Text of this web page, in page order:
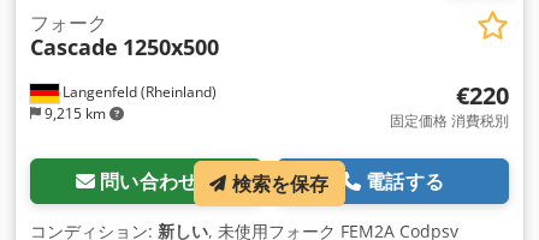
Langenfeld (Rheinland)
9,215 km
フォーク
Cascade 1250x500
€220
固定価格 消費税別
問い合わせる 電話する
コンディション: 新しい, 未使用フォーク FEM2A Codpsv
検索を保存